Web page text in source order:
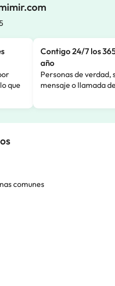
que
Contigo 24/7 los
año
Personas de verdad,
mensaje o llamada
comunes